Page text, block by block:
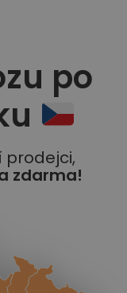
po
prodejci,
zdarma!